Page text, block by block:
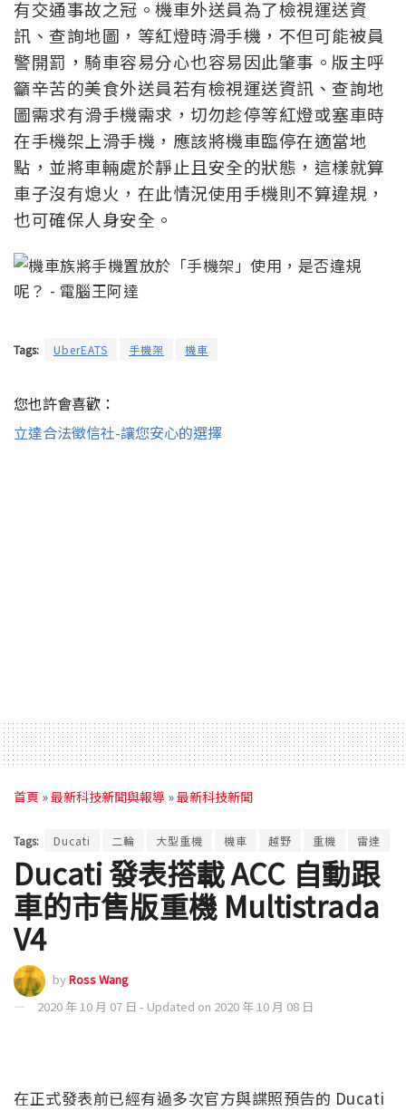
有交通事故之冠。機車外送員為了檢視運送資
訊、查詢地圖，等紅燈時滑手機，不但可能被員
警開罰，騎車容易分心也容易因此肇事。版主呼
籲辛苦的美食外送員若有檢視運送資訊、查詢地
圖需求有滑手機需求，切勿趁停等紅燈或塞車時
在手機架上滑手機，應該將機車臨停在適當地
點，並將車輛處於靜止且安全的狀態，這樣就算
車子沒有熄火，在此情況使用手機則不算違規，
也可確保人身安全。
Tags: UberEATS 手機架 機車
您也許會喜歡：
立達合法徵信社-讓您安心的選擇
首頁 »最新科技新聞與報導 »最新科技新聞
Tags: Ducati 二輪 大型重機 機車 越野 重機 雷達
Ducati 發表搭載 ACC 自動跟
車的市售版重機 Multistrada
V4
byRoss Wang
2020 年 10 月 07 日 - Updated on 2020 年 10 月 08 日
在正式發表前已經有過多次官方與諜照預告的 Ducati